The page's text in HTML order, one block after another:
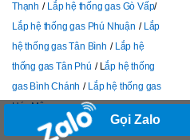
Thạnh
Lắp hệ thống gas Gò Vấp
Lắp hệ thống gas Phú Nhuận
Lắp
hệ thống gas Tân Bình
Lắp hệ
thống gas Tân Phú
Lắp hệ thống
gas Bình Chánh
Lắp hệ thống gas
Hóc Môn
Gọi Zalo